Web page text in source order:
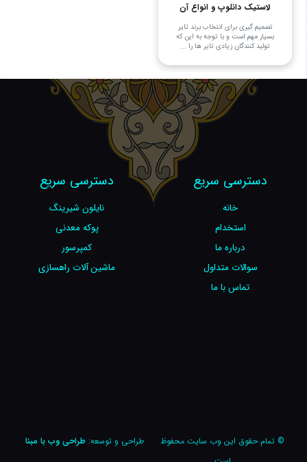
لاستیک دانلوپ و انواع آن
تصمیم گیری برای انتخاب برند تایر
بسیار مهم است و با توجه به این که
تولید کنندگان زیادی تایر ها را ...
دسترسی سریع
خانه
استخدام
درباره ما
سوالات متداول
تماس با ما
دسترسی سریع
نایلون شیرینگ
پوکه معدنی
کمپرسور
ماشین آلات راهسازی
© تمام حقوق این وب سایت محفوظ
طراحی و توسعه:طراحی وب با مبنا